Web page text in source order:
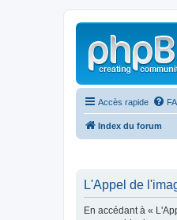
Accès rapide
Index du forum
L'Appel de
En accédant à «